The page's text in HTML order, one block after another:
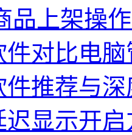
品上架操
件对比电
件推荐与
迟显示开